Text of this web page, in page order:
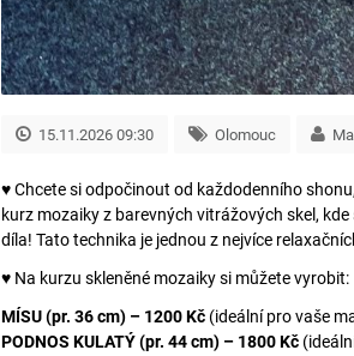
15.11.2026 09:30 Olomouc
♥ Chcete si odpočinout od každodenního
kurz mozaiky z barevných vitrážových skel,
díla! Tato technika je jednou z nejvíce
♥ Na kurzu skleněné mozaiky si můžete vyrobit:
MÍSU (pr. 36 cm) – 1200 Kč (ideální pro vaše
PODNOS KULATÝ (pr. 44 cm) – 1800 Kč